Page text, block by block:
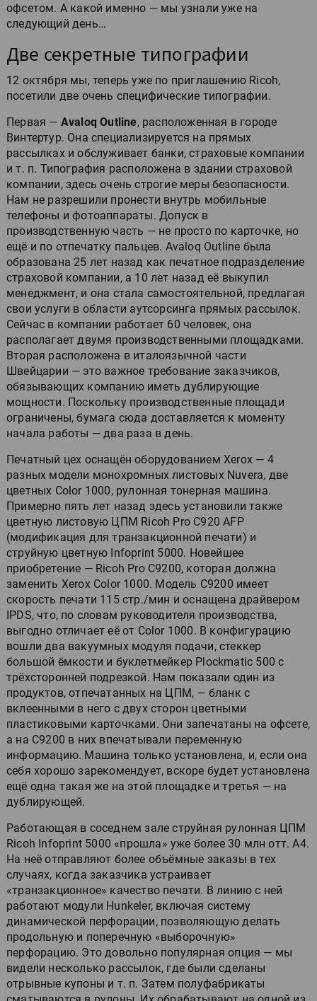
офсетом. А какой именно — мы узнали уже на
следующий день…
Две секретные типографии
12 октября мы, теперь уже по приглашению Ricoh,
посетили две очень специфические типографии.
Первая — Avaloq Outline, расположенная в городе
Винтертур. Она специализируется на прямых
рассылках и обслуживает банки, страховые компании
и т. п. Типография расположена в здании страховой
компании, здесь очень строгие меры безопасности.
Нам не разрешили пронести внутрь мобильные
телефоны и фотоаппараты. Допуск в
производственную часть — не просто по карточке, но
ещё и по отпечатку пальцев. Avaloq Outline была
образована 25 лет назад как печатное подразделение
страховой компании, а 10 лет назад её выкупил
менеджмент, и она стала самостоятельной, предлагая
свои услуги в области аутсорсинга прямых рассылок.
Сейчас в компании работает 60 человек, она
располагает двумя производственными площадками.
Вторая расположена в италоязычной части
Швейцарии — это важное требование заказчиков,
обязывающих компанию иметь дублирующие
мощности. Поскольку производственные площади
ограничены, бумага сюда доставляется к моменту
начала работы — два раза в день.
Печатный цех оснащён оборудованием Xerox — 4
разных модели монохромных листовых Nuvera, две
цветных Color 1000, рулонная тонерная машина.
Примерно пять лет назад здесь установили также
цветную листовую ЦПМ Ricoh Pro C920 AFP
(модификация для транзакционной печати) и
струйную цветную Infoprint 5000. Новейшее
приобретение — Ricoh Pro C9200, которая должна
заменить Xerox Color 1000. Модель C9200 имеет
скорость печати 115 стр./мин и оснащена драйвером
IPDS, что, по словам руководителя производства,
выгодно отличает её от Color 1000. В конфигурацию
вошли два вакуумных модуля подачи, стеккер
большой ёмкости и буклетмейкер Plockmatic 500 с
трёхсторонней подрезкой. Нам показали один из
продуктов, отпечатанных на ЦПМ, — бланк с
вклеенными в него с двух сторон цветными
пластиковыми карточками. Они запечатаны на офсете,
а на C9200 в них впечатывали переменную
информацию. Машина только установлена, и, если она
себя хорошо зарекомендует, вскоре будет установлена
ещё одна такая же на этой площадке и третья — на
дублирующей.
Работающая в соседнем зале струйная рулонная ЦПМ
Ricoh Infoprint 5000 «прошла» уже более 30 млн отт. А4.
На неё отправляют более объёмные заказы в тех
случаях, когда заказчика устраивает
«транзакционное» качество печати. В линию с ней
работают модули Hunkeler, включая систему
динамической перфорации, позволяющую делать
продольную и поперечную «выборочную»
перфорацию. Это довольно популярная опция — мы
видели несколько рассылок, где были сделаны
отрывные купоны и т. п. Затем полуфабрикаты